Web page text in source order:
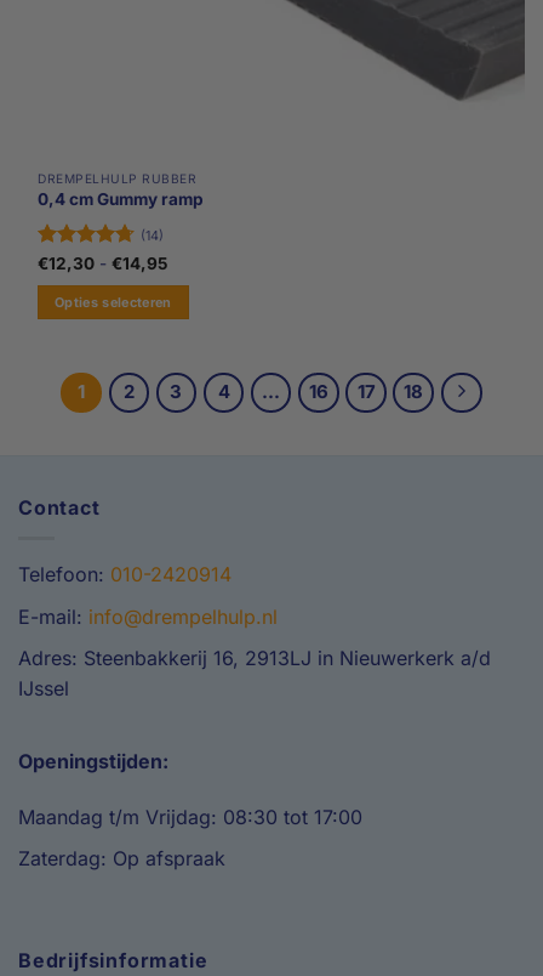
DREMPELHULP RUBBER
0,4 cm Gummy ramp
Gewaardeerd
4.71uit 5
(14)
€12,30 - €14,95Prijsklasse:
€14,95
Opties selecteren
heeft
meerdere
kan
op
de
1 2 3 4 … 16 17 18
Contact
Telefoon: 010-2420914
E-mail: info@drempelhulp.nl
Adres: Steenbakkerij 16, 2913LJ in Nieuwerkerk a/d
IJssel
Openingstijden:
Maandag t/m Vrijdag: 08:30 tot 17:00
Zaterdag: Op afspraak
Bedrijfsinformatie